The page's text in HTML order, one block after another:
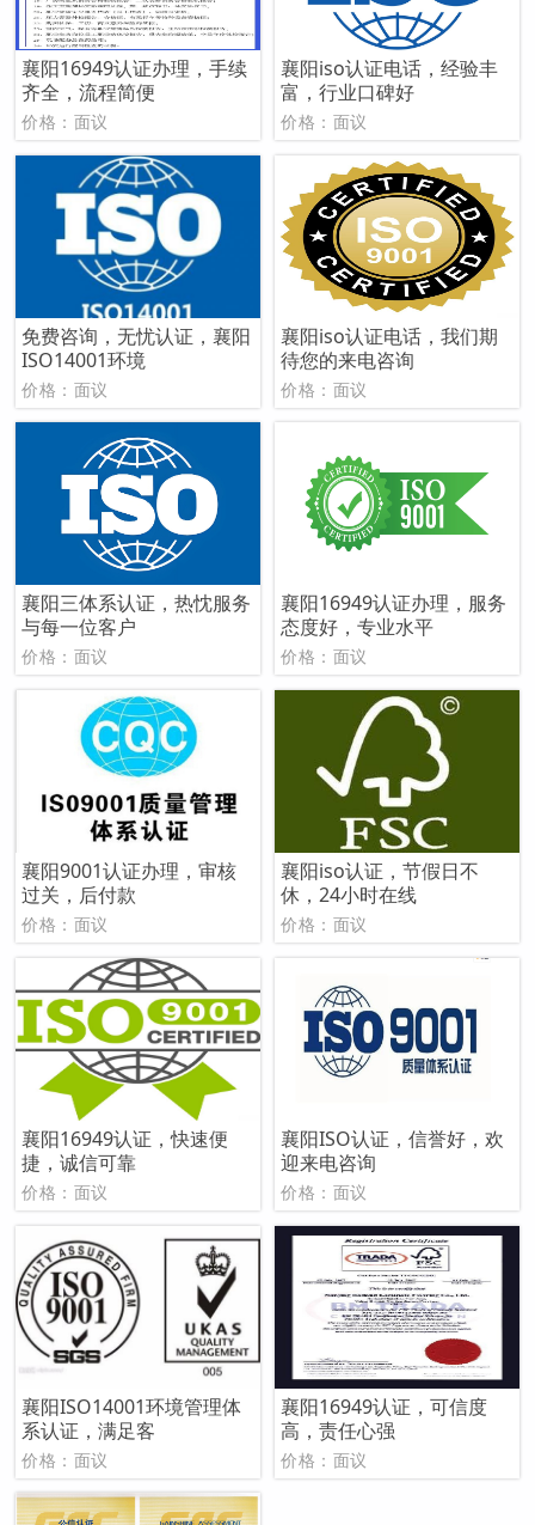
襄阳16949认证办理，手续
齐全，流程简便
价格：面议
襄阳iso认证电话，经验丰
富，行业口碑好
价格：面议
免费咨询，无忧认证，襄阳
ISO14001环境
价格：面议
襄阳iso认证电话，我们期
待您的来电咨询
价格：面议
襄阳三体系认证，热忱服务
与每一位客户
价格：面议
襄阳16949认证办理，服务
态度好，专业水平
价格：面议
襄阳9001认证办理，审核
过关，后付款
价格：面议
襄阳iso认证，节假日不
休，24小时在线
价格：面议
襄阳16949认证，快速便
捷，诚信可靠
价格：面议
襄阳ISO认证，信誉好，欢
迎来电咨询
价格：面议
襄阳ISO14001环境管理体
系认证，满足客
价格：面议
襄阳16949认证，可信度
高，责任心强
价格：面议